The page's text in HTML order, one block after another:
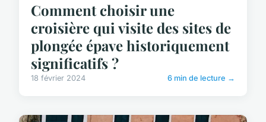
Comment choisir une
croisière qui visite des sites de
plongée épave historiquement
significatifs ?
18 février 2024 6 min de lecture →